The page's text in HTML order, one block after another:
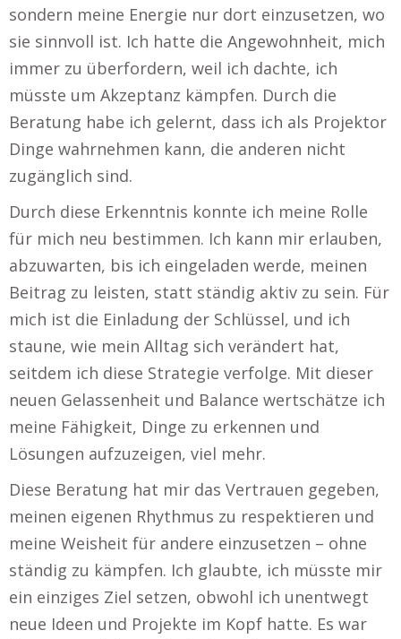
sondern meine Energie nur dort einzusetzen, wo
sie sinnvoll ist. Ich hatte die Angewohnheit, mich
immer zu überfordern, weil ich dachte, ich
müsste um Akzeptanz kämpfen. Durch die
Beratung habe ich gelernt, dass ich als Projektor
Dinge wahrnehmen kann, die anderen nicht
zugänglich sind.
Durch diese Erkenntnis konnte ich meine Rolle
für mich neu bestimmen. Ich kann mir erlauben,
abzuwarten, bis ich eingeladen werde, meinen
Beitrag zu leisten, statt ständig aktiv zu sein. Für
mich ist die Einladung der Schlüssel, und ich
staune, wie mein Alltag sich verändert hat,
seitdem ich diese Strategie verfolge. Mit dieser
neuen Gelassenheit und Balance wertschätze ich
meine Fähigkeit, Dinge zu erkennen und
Lösungen aufzuzeigen, viel mehr.
Diese Beratung hat mir das Vertrauen gegeben,
meinen eigenen Rhythmus zu respektieren und
meine Weisheit für andere einzusetzen – ohne
ständig zu kämpfen. Ich glaubte, ich müsste mir
ein einziges Ziel setzen, obwohl ich unentwegt
neue Ideen und Projekte im Kopf hatte. Es war